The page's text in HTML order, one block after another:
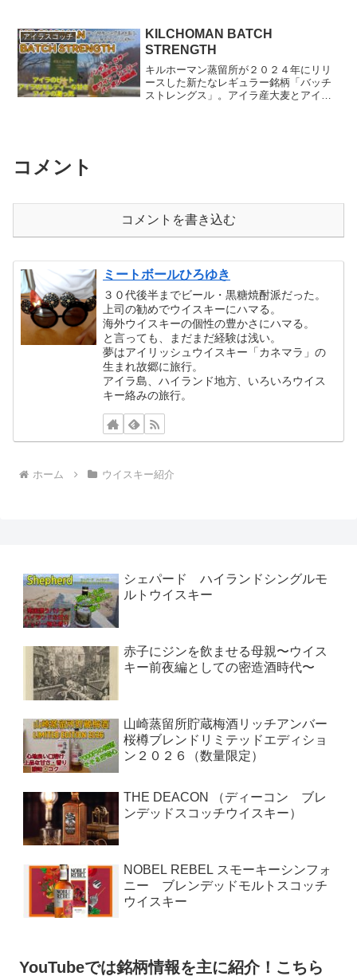
アイラスコッチ
KILCHOMAN BATCH
STRENGTH
キルホーマン蒸留所が２０２４年にリリ
ースした新たなレギュラー銘柄「バッチ
ストレングス」。アイラ産大麦とアイラ
コメント
コメントを書き込む
ミートボールひろゆき
３０代後半までビール・黒糖焼酎派だった。
上司の勧めでウイスキーにハマる。
海外ウイスキーの個性の豊かさにハマる。
と言っても、まだまだ経験は浅い。
夢はアイリッシュウイスキー「カネマラ」の
生まれ故郷に旅行。
アイラ島、ハイランド地方、いろいろウイス
キー絡みの旅行。
ホーム ウイスキー紹介
シェパード ハイランドシングルモ
ルトウイスキー
赤子にジンを飲ませる母親〜ウイス
キー前夜編としての密造酒時代〜
山崎蒸留所貯蔵梅酒リッチアンバー
桜樽ブレンドリミテッドエディショ
ン２０２６（数量限定）
THE DEACON （ディーコン ブレ
ンデッドスコッチウイスキー）
NOBEL REBEL スモーキーシンフォ
ニー ブレンデッドモルトスコッチ
ウイスキー
YouTubeでは銘柄情報を主に紹介！こちら